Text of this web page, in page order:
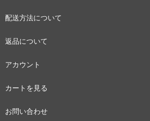
配送方法について
返品について
アカウント
カートを見る
お問い合わせ